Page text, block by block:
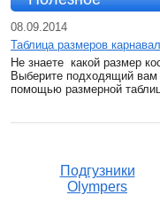
08.09.2014
Таблица размеров
Не знаете какой размер
Выберите подходящий
помощью размерной
Подгузники
Olympers